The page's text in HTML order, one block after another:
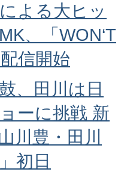
よる大ヒッ
、「WON‘T
信開始
、田川は日
ーに挑戦 新
川豊・田川
初日